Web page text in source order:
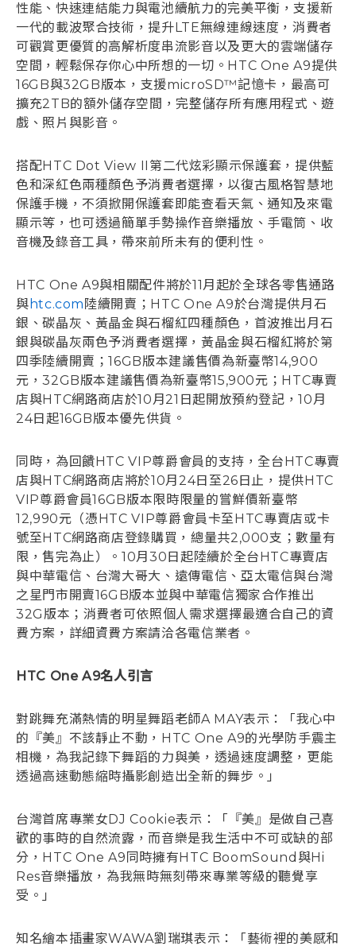
性能、快速連結能力與電池續航力的完美平衡，支援新
一代的載波聚合技術，提升LTE無線連線速度，消費者
可觀賞更優質的高解析度串流影音以及更大的雲端儲存
空間，輕鬆保存你心中所想的一切。HTC One A9提供
16GB與32GB版本，支援microSD™記憶卡，最高可
擴充2TB的額外儲存空間，完整儲存所有應用程式、遊
戲、照片與影音。
搭配HTC Dot View II第二代炫彩顯示保護套，提供藍
色和深紅色兩種顏色予消費者選擇，以復古風格智慧地
保護手機，不須掀開保護套即能查看天氣、通知及來電
顯示等，也可透過簡單手勢操作音樂播放、手電筒、收
音機及錄音工具，帶來前所未有的便利性。
HTC One A9與相關配件將於11月起於全球各零售通路
與 htc.com 陸續開賣；HTC One A9於台灣提供月石
銀、碳晶灰、黃晶金與石榴紅四種顏色，首波推出月石
銀與碳晶灰兩色予消費者選擇，黃晶金與石榴紅將於第
四季陸續開賣；16GB版本建議售價為新臺幣14,900
元，32GB版本建議售價為新臺幣15,900元；HTC專賣
店與HTC網路商店於10月21日起開放預約登記，10月
24日起16GB版本優先供貨。
同時，為回饋HTC VIP尊爵會員的支持，全台HTC專賣
店與HTC網路商店將於10月24日至26日止，提供HTC
VIP尊爵會員16GB版本限時限量的嘗鮮價新臺幣
12,990元（憑HTC VIP尊爵會員卡至HTC專賣店或卡
號至HTC網路商店登錄購買，總量共2,000支；數量有
限，售完為止）。10月30日起陸續於全台HTC專賣店
與中華電信、台灣大哥大、遠傳電信、亞太電信與台灣
之星門市開賣16GB版本並與中華電信獨家合作推出
32G版本；消費者可依照個人需求選擇最適合自己的資
費方案，詳細資費方案請洽各電信業者。
HTC One A9名人引言
對跳舞充滿熱情的明星舞蹈老師A MAY表示：「我心中
的『美』不該靜止不動，HTC One A9的光學防手震主
相機，為我記錄下舞蹈的力與美，透過速度調整，更能
透過高速動態縮時攝影創造出全新的舞步。」
台灣首席專業女DJ Cookie表示：「『美』是做自己喜
歡的事時的自然流露，而音樂是我生活中不可或缺的部
分，HTC One A9同時擁有HTC BoomSound與Hi
Res音樂播放，為我無時無刻帶來專業等級的聽覺享
受。」
知名繪本插畫家WAWA劉瑞琪表示：「藝術裡的美感和